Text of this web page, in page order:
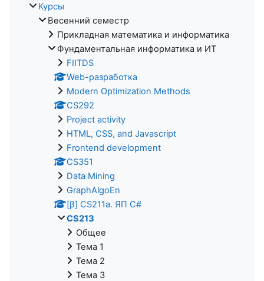
Курсы
Весенний семестр
Прикладная математика и информатика
Фундаментальная информатика и ИТ
FIITDS
Web-разработка
Modern Optimization Methods
CS292
Project activity
HTML, CSS, and Javascript
Frontend development
CS351
Data Mining
GraphAlgoEn
[β] CS211a. ЯП С#
CS213
Общее
Тема 1
Тема 2
Тема 3